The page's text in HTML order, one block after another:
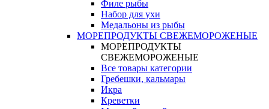
Филе рыбы
Набор для ухи
Медальоны из рыбы
МОРЕПРОДУКТЫ СВЕЖЕМОРОЖЕНЫЕ
МОРЕПРОДУКТЫ
СВЕЖЕМОРОЖЕНЫЕ
Все товары категории
Гребешки, кальмары
Икра
Креветки